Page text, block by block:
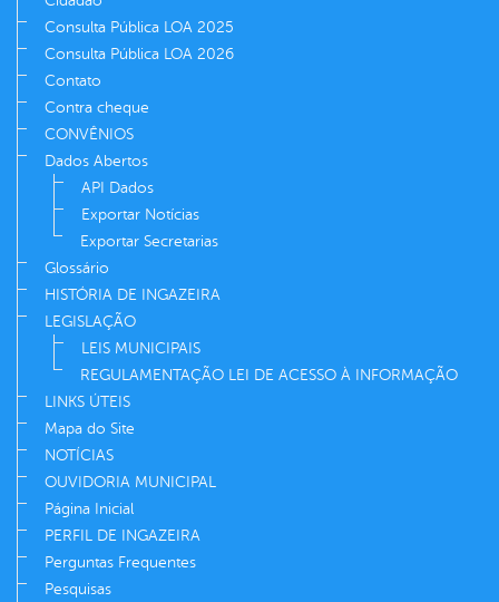
Consulta Pública LOA 2025
Consulta Pública LOA 2026
Contato
Contra cheque
CONVÊNIOS
Dados Abertos
API Dados
Exportar Notícias
Exportar Secretarias
Glossário
HISTÓRIA DE INGAZEIRA
LEGISLAÇÃO
LEIS MUNICIPAIS
REGULAMENTAÇÃO LEI DE ACESSO À INFORMAÇÃO
LINKS ÚTEIS
Mapa do Site
NOTÍCIAS
OUVIDORIA MUNICIPAL
Página Inicial
PERFIL DE INGAZEIRA
Perguntas Frequentes
Pesquisas